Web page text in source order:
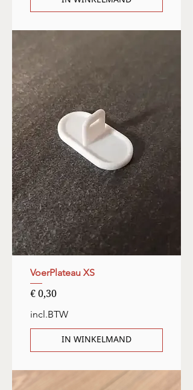
VoerPlateau XS
Prijs
€ 0,30
incl.BTW
IN WINKELMAND